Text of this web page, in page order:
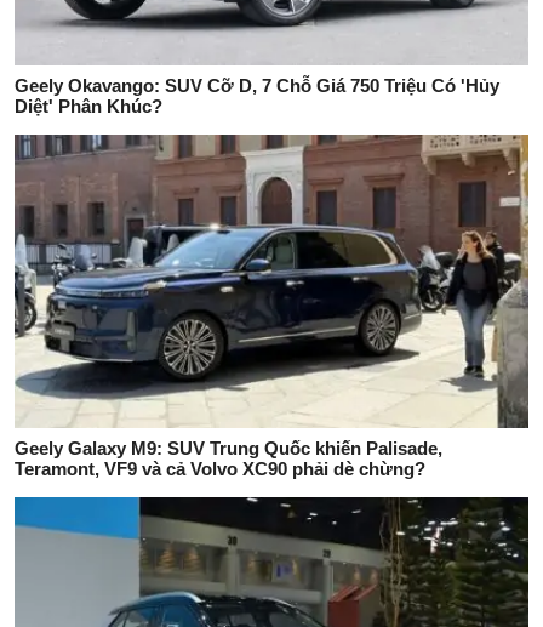
Geely Okavango: SUV Cỡ D, 7 Chỗ Giá 750 Triệu Có 'Hủy
Diệt' Phân Khúc?
Geely Galaxy M9: SUV Trung Quốc khiến Palisade,
Teramont, VF9 và cả Volvo XC90 phải dè chừng?